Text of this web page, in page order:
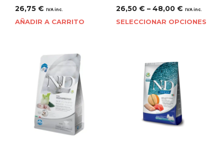
26,75 € IVA inc.
AÑADIR A CARRITO
26,50 € – 48,00 € IVA inc.
SELECCIONAR OPCIONES